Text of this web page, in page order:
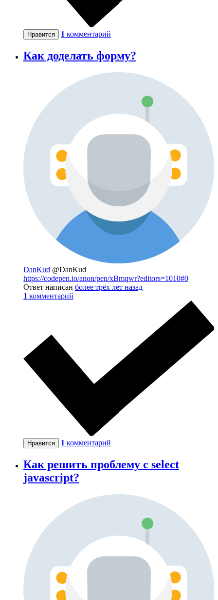
Нравится 1 комментарий
Как доделать форму?
DanKud @DanKud
https://codepen.io/anon/pen/xBmqwr?editors=1010#0
Ответ написан более трёх лет назад
1 комментарий
Нравится 1 комментарий
Как решить проблему с select
javascript?